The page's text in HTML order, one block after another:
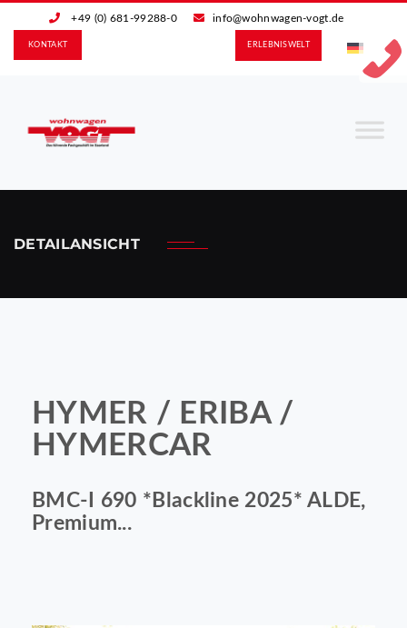
+49 (0) 681-99288-0 info@wohnwagen-vogt.de
ERLEBNIS­WELT
KONTAKT
DETAILANSICHT
HYMER / ERIBA /
HYMERCAR
BMC-I 690 *Blackline 2025* ALDE,
Premium...